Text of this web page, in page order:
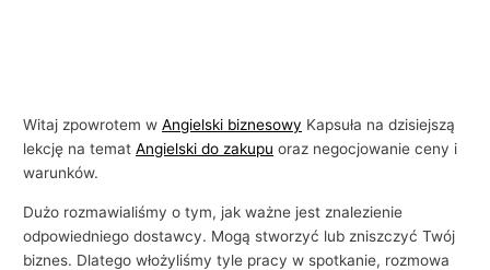
Witaj zpowrotem wAngielski biznesowy Kapsuła na dzisiejszą
lekcję na tematAngielski do zakupu oraz negocjowanie ceny i
warunków.
Dużo rozmawialiśmy o tym, jak ważne jest znalezienie
odpowiedniego dostawcy. Mogą stworzyć lub zniszczyć Twój
biznes. Dlatego włożyliśmy tyle pracy w spotkanie, rozmowa